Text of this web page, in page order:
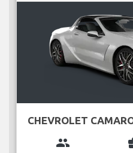
CHEVROLET
group